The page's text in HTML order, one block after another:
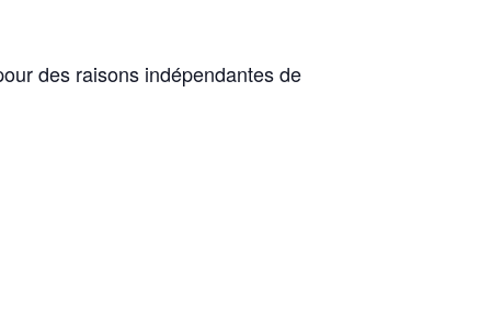
des raisons indépendantes de